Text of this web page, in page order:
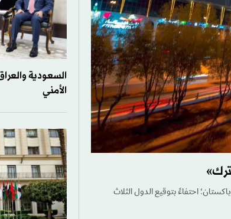
احتفاءً بتوقيع الدول الثلاث
السعودية
الأمني